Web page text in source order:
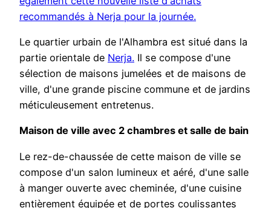
recommandés à Nerja pour la journée.
Le quartier urbain de l'Alhambra est situé dans la
partie orientale de Nerja. Il se compose d'une
sélection de maisons jumelées et de maisons de
ville, d'une grande piscine commune et de jardins
méticuleusement entretenus.
Maison de ville avec 2 chambres et salle de bain
Le rez-de-chaussée de cette maison de ville se
compose d'un salon lumineux et aéré, d'une salle
à manger ouverte avec cheminée, d'une cuisine
entièrement équipée et de portes coulissantes